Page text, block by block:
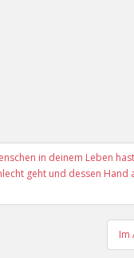
in deinem Leben
geht und dessen
Im